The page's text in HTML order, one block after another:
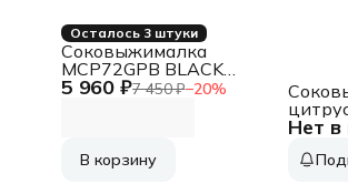
Осталось 3 штуки
5 960 ₽7 450 ₽−20%
Соковыжималка
MCP72GPB BLACK
BOSCH
В корзину
Нет
КТ-